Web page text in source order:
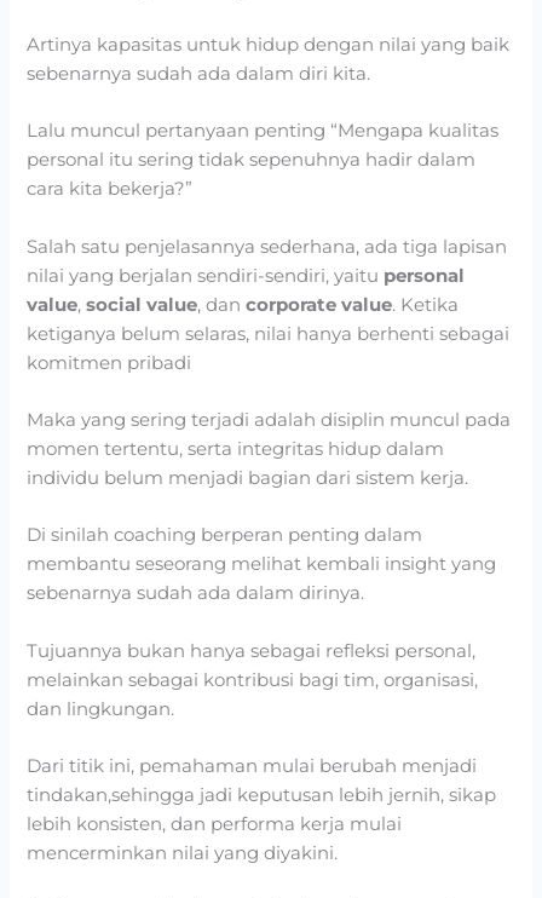
Artinya kapasitas untuk hidup dengan nilai yang baik
sebenarnya sudah ada dalam diri kita.
Lalu muncul pertanyaan penting “Mengapa kualitas
personal itu sering tidak sepenuhnya hadir dalam
cara kita bekerja?”
Salah satu penjelasannya sederhana, ada tiga lapisan
nilai yang berjalan sendiri-sendiri, yaitu personal
value,social value, dancorporate value. Ketika
ketiganya belum selaras, nilai hanya berhenti sebagai
komitmen pribadi
Maka yang sering terjadi adalah disiplin muncul pada
momen tertentu, serta integritas hidup dalam
individu belum menjadi bagian dari sistem kerja.
Di sinilah coaching berperan penting dalam
membantu seseorang melihat kembali insight yang
sebenarnya sudah ada dalam dirinya.
Tujuannya bukan hanya sebagai refleksi personal,
melainkan sebagai kontribusi bagi tim, organisasi,
dan lingkungan.
Dari titik ini, pemahaman mulai berubah menjadi
tindakan,sehingga jadi keputusan lebih jernih, sikap
lebih konsisten, dan performa kerja mulai
mencerminkan nilai yang diyakini.